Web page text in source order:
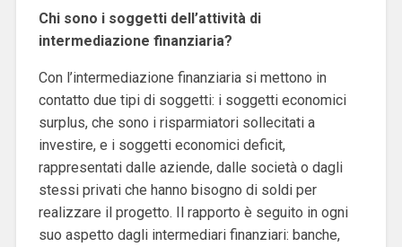
Chi sono i soggetti dell’attività di
intermediazione finanziaria?
Con l’intermediazione finanziaria si mettono in
contatto due tipi di soggetti: i soggetti economici
surplus, che sono i risparmiatori sollecitati a
investire, e i soggetti economici deficit,
rappresentati dalle aziende, dalle società o dagli
stessi privati che hanno bisogno di soldi per
realizzare il progetto. Il rapporto è seguito in ogni
suo aspetto dagli intermediari finanziari: banche,